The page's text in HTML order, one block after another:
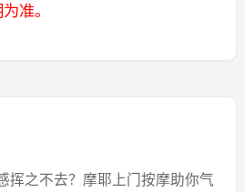
准。
挥之不去？摩耶上门按摩助你气